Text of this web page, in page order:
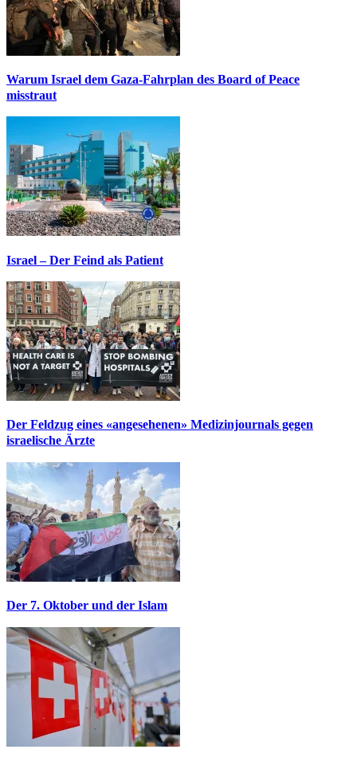
Warum Israel dem Gaza-Fahrplan des Board of Peace
misstraut
Israel – Der Feind als Patient
Der Feldzug eines «angesehenen» Medizinjournals gegen
israelische Ärzte
Der 7. Oktober und der Islam